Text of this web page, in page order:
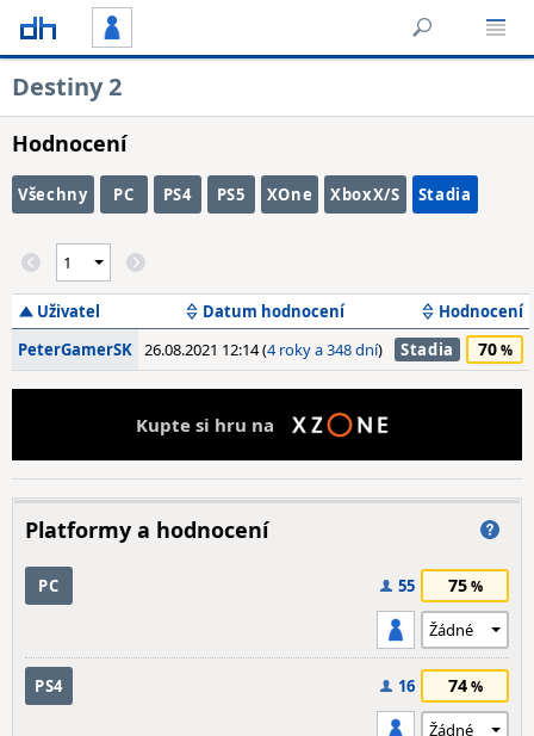
Destiny 2
Hodnocení
Všechny PC PS4 PS5 XOne XboxX/S Stadia
Uživatel Datum hodnocení
Hodnocení
PeterGamerSK 26.08.2021 12:14 (4 roky a 348 dní) Stadia 70
Kupte si hru na
Platformy a hodnocení
PC 55 75
PS4 16 74